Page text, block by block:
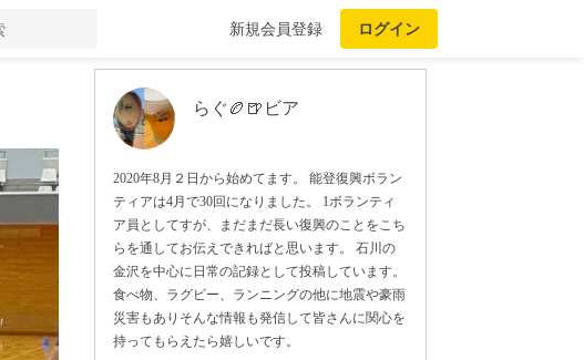
新規会員登録 ログイン
らぐ🏉🍺ビア
2020年8月２日から始めてます。 能登復興ボラン
ティアは4月で30回になりました。 1ボランティ
ア員としてすが、まだまだ長い復興のことをこち
らを通してお伝えできればと思います。 石川の
金沢を中心に日常の記録として投稿しています。
食べ物、ラグビー、ランニングの他に地震や豪雨
災害もありそんな情報も発信して皆さんに関心を
持ってもらえたら嬉しいです。